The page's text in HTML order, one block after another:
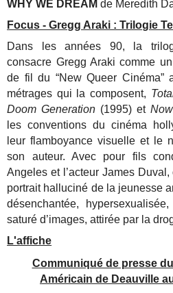
WHY WE DREAMde Meredith
Focus - Gregg Araki : Trilogie
Dans les années 90, la
consacre Gregg Araki comme
de fil du “New Queer Cinéma”
métrages qui la composent,
Doom Generation (1995) et
les conventions du cinéma
leur flamboyance visuelle et le
son auteur. Avec pour fils
Angeles et l’acteur James
portrait halluciné de la jeunesse
désenchantée,
saturé d’images, attirée par la
L'affiche
Communiqué de presse
Américain de Deauville